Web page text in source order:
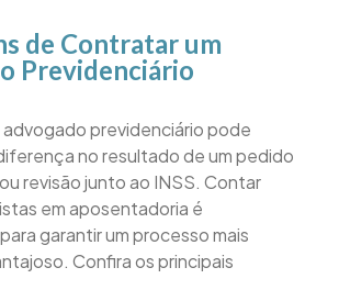
de Contratar um
Previdenciário
previdenciário pode
no resultado de um pedido
revisão junto ao INSS. Contar
em aposentadoria é
garantir um processo mais
Confira os principais